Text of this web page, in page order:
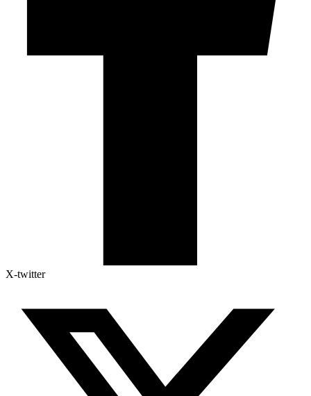
X-twitter